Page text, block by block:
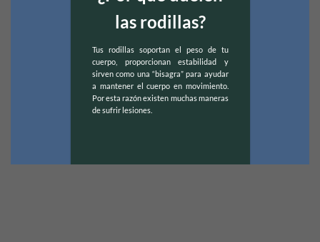
las rodillas?
Tus rodillas soportan el peso de tu
cuerpo, proporcionan estabilidad y
sirven como una “bisagra” para ayudar
a mantener el cuerpo en movimiento.
Por esta razón existen muchas maneras
de sufrir lesiones.